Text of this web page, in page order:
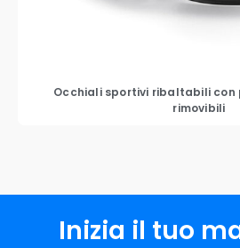
Occhiali sportivi ribaltabili
rimovibili
Inizia il tuo